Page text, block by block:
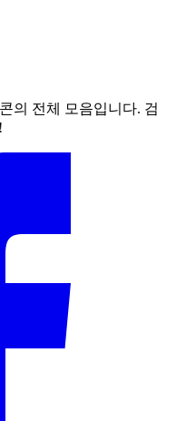
의 전체 모음입니다. 검